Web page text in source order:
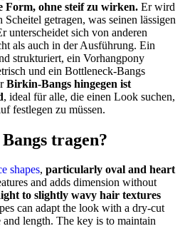
ohne steif zu wirken. Er wird
getragen, was seinen lässigen
unterscheidet sich von anderen
als auch in der Ausführung. Ein
strukturiert, ein Vorhangpony
und ein Bottleneck-Bangs
Birkin-Bangs hingegen ist
, ideal für alle, die einen Look suchen,
festlegen zu müssen.
tragen?
shapes, particularly oval and heart
and adds dimension without
to slightly wavy hair textures
can adapt the look with a dry-cut
length. The key is to maintain